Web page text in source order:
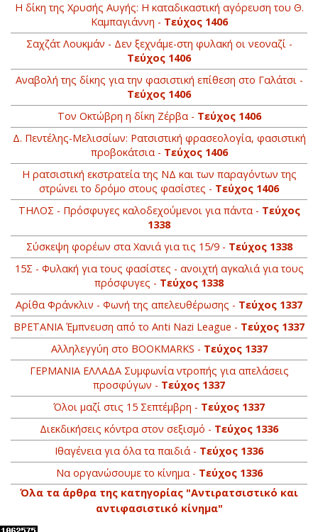
Η δίκη της Χρυσής Αυγής: H καταδικαστική αγόρευση του Θ.
Καμπαγιάννη - Τεύχος 1406
Σαχζάτ Λουκμάν - Δεν ξεχνάμε-στη φυλακή οι νεοναζί -
Τεύχος 1406
Αναβολή της δίκης για την φασιστική επίθεση στο Γαλάτσι -
Τεύχος 1406
Τον Οκτώβρη η δίκη Ζέρβα - Τεύχος 1406
Δ. Πεντέλης-Μελισσίων: Ρατσιστική φρασεολογία, φασιστική
προβοκάτσια - Τεύχος 1406
Η ρατσιστική εκστρατεία της ΝΔ και των παραγόντων της
στρώνει το δρόμο στους φασίστες - Τεύχος 1406
ΤΗΛΟΣ - Πρόσφυγες καλοδεχούμενοι για πάντα - Τεύχος
1338
Σύσκεψη φορέων στα Χανιά για τις 15/9 - Τεύχος 1338
15Σ - Φυλακή για τους φασίστες - ανοιχτή αγκαλιά για τους
πρόσφυγες - Τεύχος 1338
Αρίθα Φράνκλιν - Φωνή της απελευθέρωσης - Τεύχος 1337
BΡETANIA Έμπνευση από το Anti Nazi League - Τεύχος 1337
Αλληλεγγύη στο ΒOOKMARKS - Τεύχος 1337
ΓΕΡΜΑΝΙΑ ΕΛΛΑΔΑ Συμφωνία ντροπής για απελάσεις
προσφύγων - Τεύχος 1337
Όλοι μαζί στις 15 Σεπτέμβρη - Τεύχος 1337
Διεκδικήσεις κόντρα στον σεξισμό - Τεύχος 1336
Ιθαγένεια για όλα τα παιδιά - Τεύχος 1336
Να οργανώσουμε το κίνημα - Τεύχος 1336
Όλα τα άρθρα της κατηγορίας "Αντιρατσιστικό και
αντιφασιστικό κίνημα"